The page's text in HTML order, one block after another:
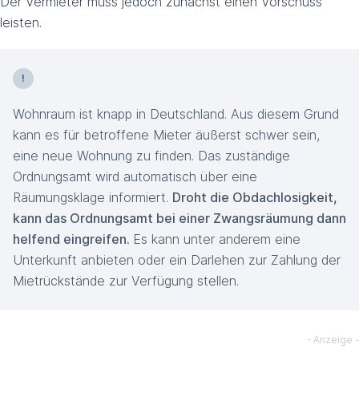
leisten.
Wohnraum ist knapp in Deutschland. Aus diesem Grund
kann es für betroffene Mieter äußerst schwer sein,
eine neue Wohnung zu finden. Das zuständige
Ordnungsamt wird automatisch über eine
Räumungsklage informiert. Droht die Obdachlosigkeit,
kann das Ordnungsamt bei einer Zwangsräumung dann
helfend eingreifen. Es kann unter anderem eine
Unterkunft anbieten oder ein Darlehen zur Zahlung der
Mietrückstände zur Verfügung stellen.